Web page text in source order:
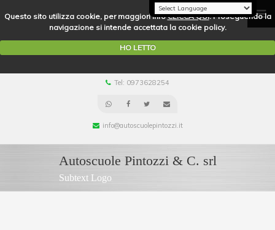
Questo sito utilizza cookie, per maggiori infoCLICCA QUI. Proseguendo la
navigazione si intende accettata la cookie policy.
HO LETTO
Tel: 0973628254
info@autoscuolepintozzi.it
Autoscuole Pintozzi & C. srl
Subtext Logo